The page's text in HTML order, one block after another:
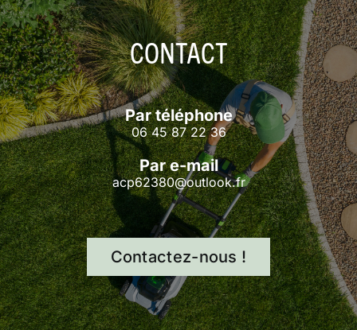
CONTACT
Par téléphone
06 45 87 22 36
Par e-mail
acp62380@outlook.fr
Contactez-nous !